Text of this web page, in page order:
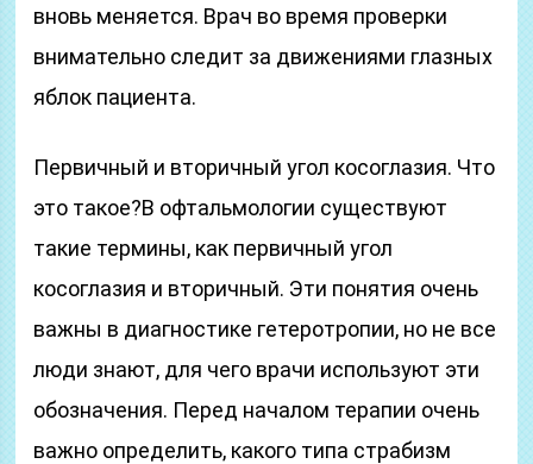
вновь меняется. Врач во время проверки
внимательно следит за движениями глазных
яблок пациента.
Первичный и вторичный угол косоглазия. Что
это такое?В офтальмологии существуют
такие термины, как первичный угол
косоглазия и вторичный. Эти понятия очень
важны в диагностике гетеротропии, но не все
люди знают, для чего врачи используют эти
обозначения. Перед началом терапии очень
важно определить, какого типа страбизм